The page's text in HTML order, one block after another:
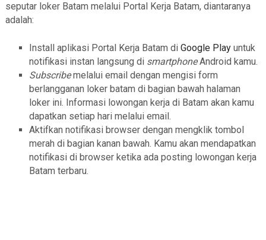
seputar loker Batam melalui Portal Kerja Batam, diantaranya
adalah:
Install aplikasi Portal Kerja Batam di Google Playuntuk
notifikasi instan langsung di smartphoneAndroid kamu.
Subscribemelalui email dengan mengisi form
berlangganan loker batam di bagian bawah halaman
loker ini. Informasi lowongan kerja di Batam akan kamu
dapatkan setiap hari melalui email.
Aktifkan notifikasi browser dengan mengklik tombol
merah di bagian kanan bawah. Kamu akan mendapatkan
notifikasi di browser ketika ada posting lowongan kerja
Batam terbaru.